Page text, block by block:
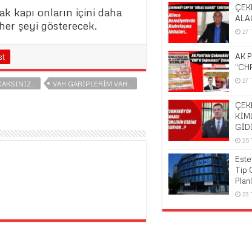
kapı onların içini daha
şeyi gösterecek.
VAH GARIPLERIM VAH…
27
AK
27
25
Tip
23